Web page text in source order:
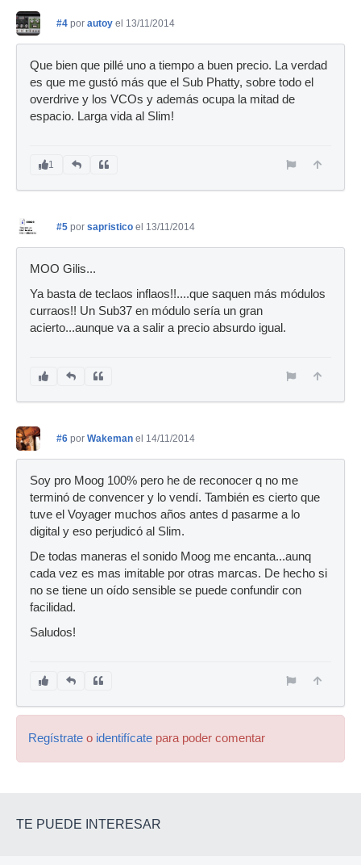
#4 por autoy el 13/11/2014
Que bien que pillé uno a tiempo a buen precio. La verdad
es que me gustó más que el Sub Phatty, sobre todo el
overdrive y los VCOs y además ocupa la mitad de
espacio. Larga vida al Slim!
1
#5 por sapristico el 13/11/2014
MOO Gilis...
Ya basta de teclaos inflaos!!....que saquen más módulos
curraos!! Un Sub37 en módulo sería un gran
acierto...aunque va a salir a precio absurdo igual.
#6 por Wakeman el 14/11/2014
Soy pro Moog 100% pero he de reconocer q no me
terminó de convencer y lo vendí. También es cierto que
tuve el Voyager muchos años antes d pasarme a lo
digital y eso perjudicó al Slim.
De todas maneras el sonido Moog me encanta...aunq
cada vez es mas imitable por otras marcas. De hecho si
no se tiene un oído sensible se puede confundir con
facilidad.
Saludos!
Regístrate o identifícate para poder comentar
TE PUEDE INTERESAR